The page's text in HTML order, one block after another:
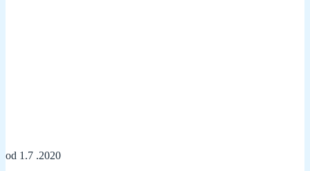
od 1.7 .2020